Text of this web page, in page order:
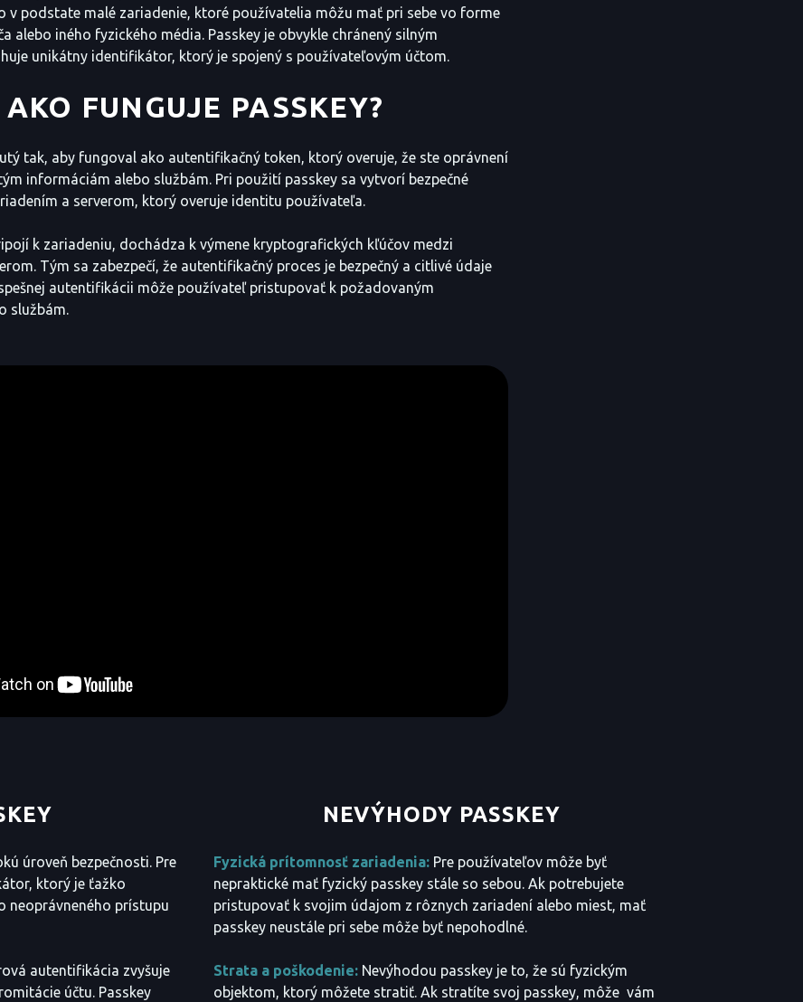
v podstate malé zariadenie, ktoré používatelia môžu mať pri sebe vo forme
alebo iného fyzického média. Passkey je obvykle chránený silným
unikátny identifikátor, ktorý je spojený s používateľovým účtom.
AKO FUNGUJE PASSKEY?
tak, aby fungoval ako autentifikačný token, ktorý overuje, že ste oprávnení
informáciám alebo službám. Pri použití passkey sa vytvorí bezpečné
a serverom, ktorý overuje identitu používateľa.
k zariadeniu, dochádza k výmene kryptografických kľúčov medzi
Tým sa zabezpečí, že autentifikačný proces je bezpečný a citlivé údaje
autentifikácii môže používateľ pristupovať k požadovaným
službám.
úroveň bezpečnosti. Pre
ktorý je ťažko
neoprávneného prístupu
autentifikácia zvyšuje
účtu. Passkey
NEVÝHODY PASSKEY
Fyzická prítomnosť zariadenia: Pre používateľov môže byť
nepraktické mať fyzický passkey stále so sebou. Ak potrebujete
pristupovať k svojim údajom z rôznych zariadení alebo miest, mať
passkey neustále pri sebe môže byť nepohodlné.
Strata a poškodenie: Nevýhodou passkey je to, že sú fyzickým
objektom, ktorý môžete stratiť. Ak stratíte svoj passkey, môže vám